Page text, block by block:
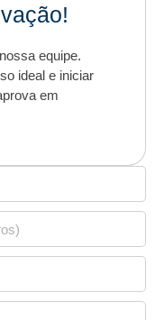
equipe.
ideal e iniciar
em